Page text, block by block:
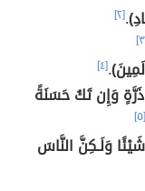
.[٢]
.[٤]
ذَرَّةٍ وَإِن تَكُ حَسَنَةً
[٥]
وَلَـكِنَّ النَّاسَ